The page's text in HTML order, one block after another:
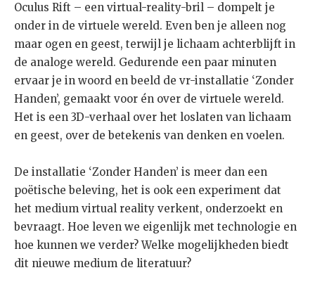
Oculus Rift – een virtual-reality-bril – dompelt je
onder in de virtuele wereld. Even ben je alleen nog
maar ogen en geest, terwijl je lichaam achterblijft in
de analoge wereld. Gedurende een paar minuten
ervaar je in woord en beeld de vr-installatie ‘Zonder
Handen’, gemaakt voor én over de virtuele wereld.
Het is een 3D-verhaal over het loslaten van lichaam
en geest, over de betekenis van denken en voelen.
De installatie ‘Zonder Handen’ is meer dan een
poëtische beleving, het is ook een experiment dat
het medium virtual reality verkent, onderzoekt en
bevraagt. Hoe leven we eigenlijk met technologie en
hoe kunnen we verder? Welke mogelijkheden biedt
dit nieuwe medium de literatuur?